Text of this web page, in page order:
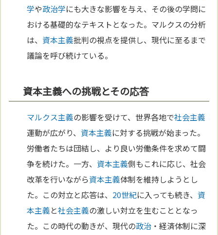
学や政治学にも大きな影響を与え、その後の学問に
おける基礎的なテキストとなった。マルクスの分析
は、 資本主義批判の視点を提供し、現代に至るまで
議論を呼び続けている。
資本主義への挑戦とその応答
マルクス主義の影響を受けて、世界各地で社会主義
運動が広がり、 資本主義に対する挑戦が始まった。
労働者たちは団結し、より良い労働条件を求めて闘
争を続けた。一方、 資本主義側もこれに応じ、社会
改革を行いながら資本主義体制を維持しようとし
た。この対立と応答は、 20世紀に入っても続き、 資
本主義と社会主義の激しい対立を生むこととなっ
た。この時代の動きが、現代の政治 ・経済体制に深